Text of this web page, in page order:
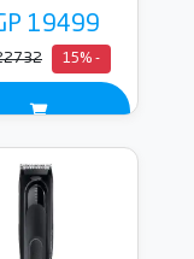
19499
- 15%